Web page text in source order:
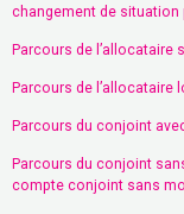
changement de
Parcours de l’allocataire
Parcours de l’allocataire
Parcours du conjoint
Parcours du conjoint
compte conjoint sans